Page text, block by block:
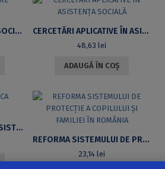
METODE DE CERCETARE SOCIOLOGICĂ CERCETĂRI APLICATIVE ÎN ASISTENȚA SOCIALĂ
48,63lei
ADAUGĂ ÎN COȘ
INTERVIUL ÎN PRACTICA ASISTENȚEI SOCIALE
REFORMA SISTEMULUI DE PROTECȚIE A COPILULUI ȘI FAMILIEI ÎN ROMÂNIA
23,14 lei